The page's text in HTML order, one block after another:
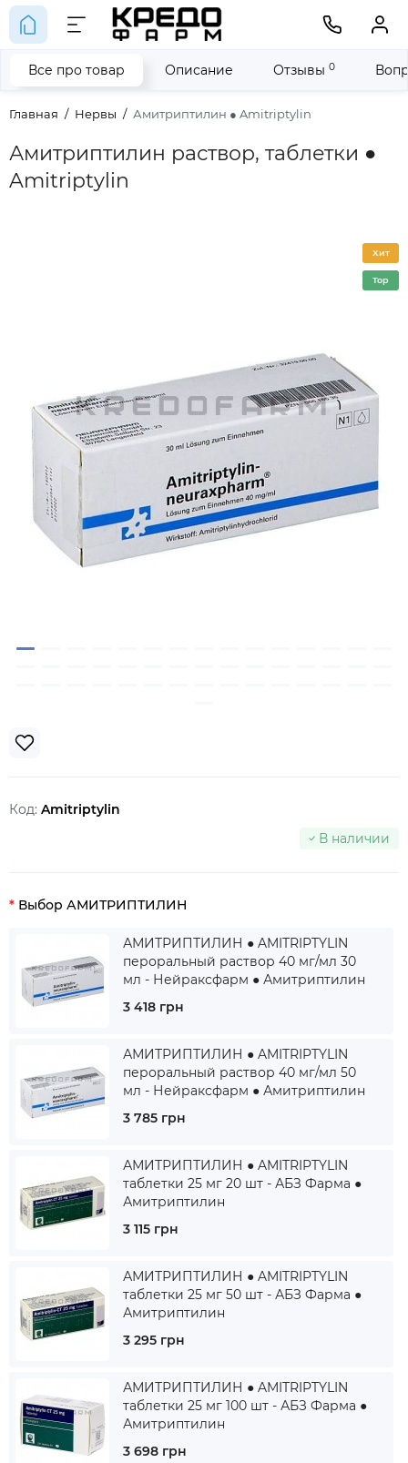
Главная Нервы Амитриптилин ● Amitriptylin
Амитриптилин раствор, таблетки ●
Amitriptylin
Все про товар Описание Отзывы 0
Хит
Top
Код: Amitriptylin
В наличии
Выбор АМИТРИПТИЛИН
АМИТРИПТИЛИН ● AMITRIPTYLIN
пероральный раствор 40 мг/мл 30
мл - Нейраксфарм ● Амитриптилин
3 418 грн
АМИТРИПТИЛИН ● AMITRIPTYLIN
пероральный раствор 40 мг/мл 50
мл - Нейраксфарм ● Амитриптилин
3 785 грн
АМИТРИПТИЛИН ● AMITRIPTYLIN
таблетки 25 мг 20 шт - АБЗ Фарма ●
Амитриптилин
3 115 грн
АМИТРИПТИЛИН ● AMITRIPTYLIN
таблетки 25 мг 50 шт - АБЗ Фарма ●
Амитриптилин
3 295 грн
АМИТРИПТИЛИН ● AMITRIPTYLIN
таблетки 25 мг 100 шт - АБЗ Фарма ●
Амитриптилин
3 698 грн